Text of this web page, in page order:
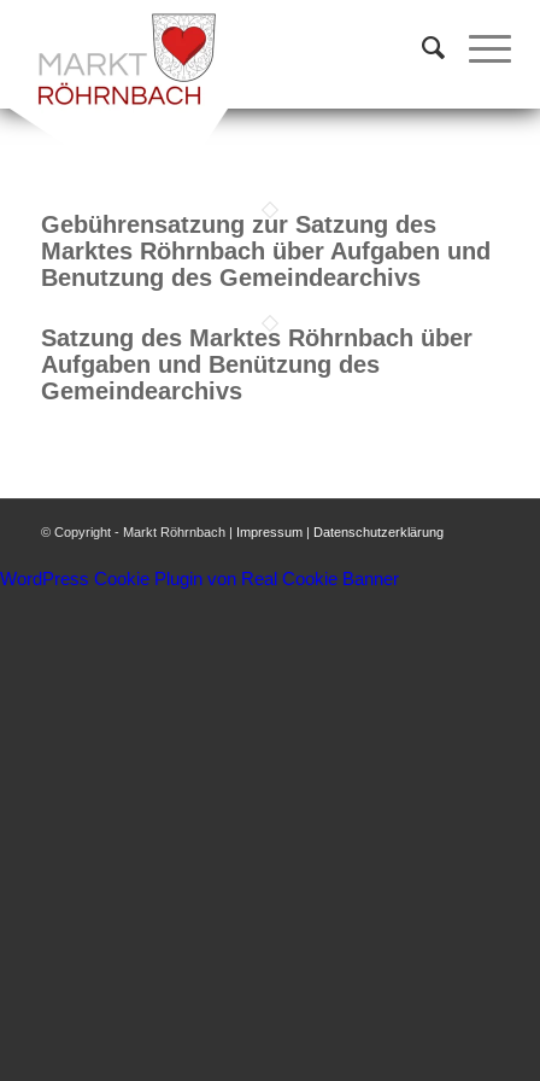
Gebührensatzung zur Satzung des
Marktes Röhrnbach über Aufgaben und
Benutzung des Gemeindearchivs
Satzung des Marktes Röhrnbach über
Aufgaben und Benützung des
Gemeindearchivs
© Copyright - Markt Röhrnbach | Impressum| Datenschutzerklärung
WordPress Cookie Plugin von Real Cookie Banner